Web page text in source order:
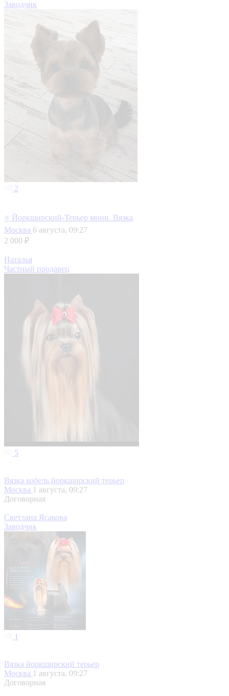
Заводчик
2
⭐ Йоркширский-Терьер мини. Вязка
Москва 6 августа, 09:27
2 000 ₽
Наталья
Частный продавец
5
Вязка кобель йоркширский терьер
Москва 1 августа, 09:27
Договорная
Светлана Ясакова
Заводчик
1
Вязка йоркширский терьер
Москва 1 августа, 09:27
Договорная